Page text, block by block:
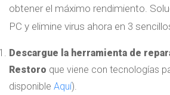
obtener el máximo rendimiento.
PC y elimine virus ahora en 3
Descargue la herramienta de
Restoro que viene con tecnologías
disponible Aquí).